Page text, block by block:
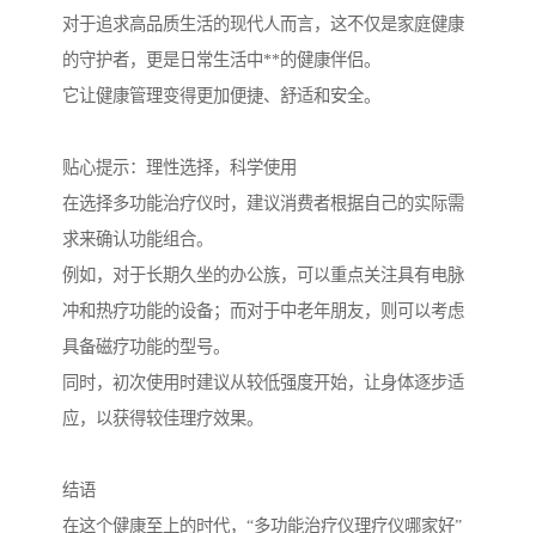
对于追求高品质生活的现代人而言，这不仅是家庭健康
的守护者，更是日常生活中**的健康伴侣。
它让健康管理变得更加便捷、舒适和安全。
贴心提示：理性选择，科学使用
在选择多功能治疗仪时，建议消费者根据自己的实际需
求来确认功能组合。
例如，对于长期久坐的办公族，可以重点关注具有电脉
冲和热疗功能的设备；而对于中老年朋友，则可以考虑
具备磁疗功能的型号。
同时，初次使用时建议从较低强度开始，让身体逐步适
应，以获得较佳理疗效果。
结语
在这个健康至上的时代，“多功能治疗仪理疗仪哪家好”